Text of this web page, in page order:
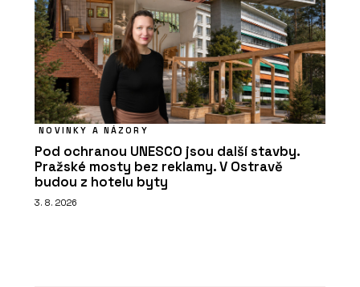
NOVINKY A NÁZORY
Pod ochranou UNESCO jsou další stavby.
Pražské mosty bez reklamy. V Ostravě
budou z hotelu byty
3. 8. 2026